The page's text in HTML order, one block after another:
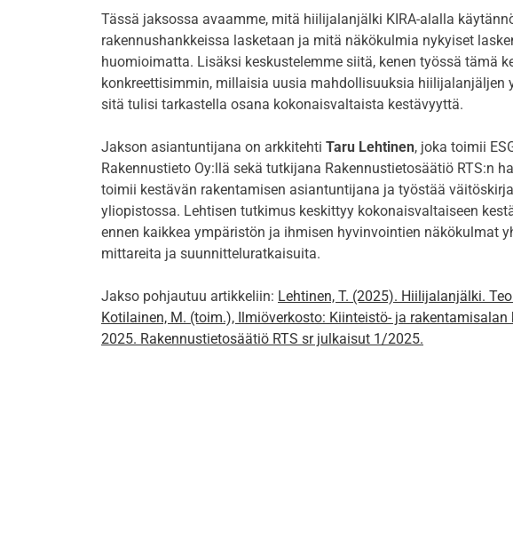
Tässä jaksossa avaamme, mitä hiilijalanjälki KIRA-alalla
rakennushankkeissa lasketaan ja mitä näkökulmia nykyiset
huomioimatta. Lisäksi keskustelemme siitä, kenen työssä tämä
konkreettisimmin, millaisia uusia mahdollisuuksia hiilijalanjäljen
sitä tulisi tarkastella osana kokonaisvaltaista kestävyyttä.
Jakson asiantuntijana on arkkitehti Taru Lehtinen, joka toimii
Rakennustieto Oy:llä sekä tutkijana Rakennustietosäätiö RTS:n
toimii kestävän rakentamisen asiantuntijana ja työstää
yliopistossa. Lehtisen tutkimus keskittyy kokonaisvaltaiseen
ennen kaikkea ympäristön ja ihmisen hyvinvointien näkökulmat
mittareita ja suunnitteluratkaisuita.
Jakso pohjautuu artikkeliin: Lehtinen, T. (2025). Hiilijalanjälki.
Kotilainen, M. (toim.), Ilmiöverkosto: Kiinteistö- ja
2025. Rakennustietosäätiö RTS sr julkaisut 1/2025.